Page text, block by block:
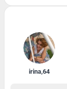
irina,64